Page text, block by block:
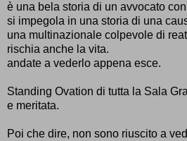
è una bela storia di un avvocato
si impegola in una storia di una
una multinazionale colpevole di
rischia anche la vita.
andate a vederlo appena esce.
Standing Ovation di tutta la Sala
e meritata.
Poi che dire, non sono riuscito a